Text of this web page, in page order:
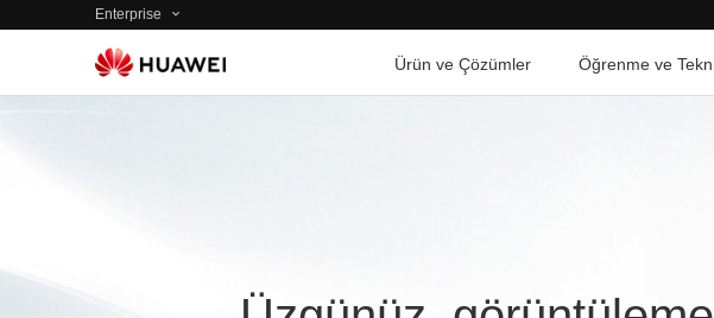
Enterprise
Ürün ve Çözümler Öğrenme ve